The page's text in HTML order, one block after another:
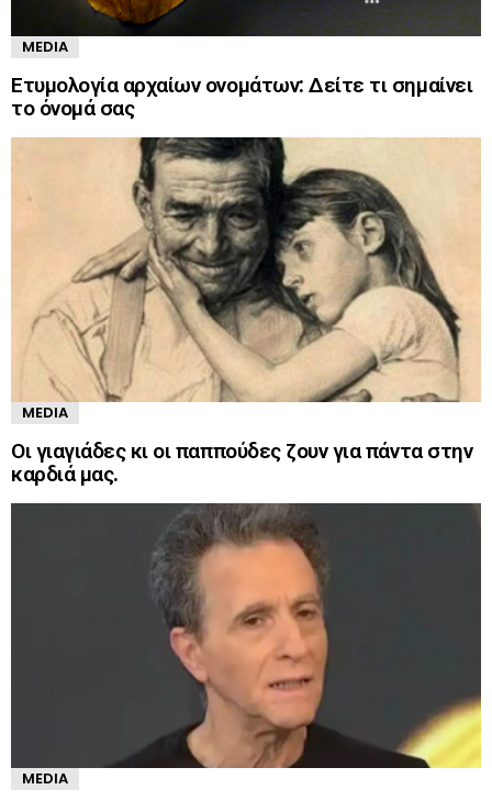
MEDIA
Ετυμολογία αρχαίων ονομάτων: Δείτε τι σημαίνει
το όνομά σας
MEDIA
Οι γιαγιάδες κι οι παππούδες ζουν για πάντα στην
καρδιά μας.
MEDIA